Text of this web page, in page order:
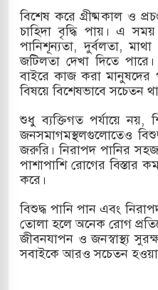
পাহাড়ি ঢলে ফুঁসে উঠেছে তিস্তা
মুক্তির দাবিতে পাকিস্তানজুড়ে
কোরিয়ার ক্ষেপণাস্ত্র ইউনিট
বিশেষ করে গ্রীষ্মকাল ও
চাহিদা বৃদ্ধি পায়। এ
পানিশূন্যতা, দুর্বলতা,
জটিলতা দেখা দিতে
বাইরে কাজ করা মানুষদের
বিষয়ে বিশেষভাবে সচেতন
শুধু ব্যক্তিগত পর্যায়ে নয়,
জনসমাগমস্থলগুলোতেও
জরুরি। নিরাপদ পানির
পাশাপাশি রোগের বিস্তার
করে।
বিশুদ্ধ পানি পান এবং
তোলা হলে অনেক রোগ
জীবনযাপন ও জনস্বাস্থ্য
সবাইকে আরও সচেতন